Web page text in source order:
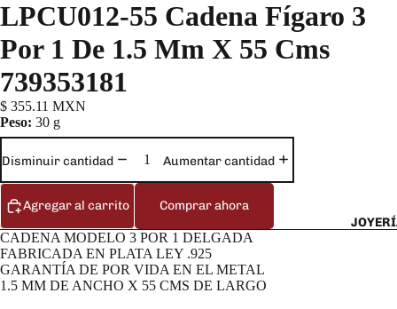
LPCU012-55 Cadena Fí­garo 3
Por 1 De 1.5 Mm X 55 Cms
739353181
$ 355.11 MXN
Peso: 30 g
Disminuir cantidad Aumentar cantidad
Agregar al carrito Comprar ahora
CADENA MODELO 3 POR 1 DELGADA
FABRICADA EN PLATA LEY .925
GARANTÍA DE POR VIDA EN EL METAL
1.5 MM DE ANCHO X 55 CMS DE LARGO